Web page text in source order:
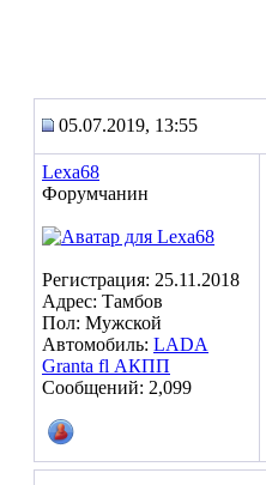
05.07.2019, 13:55
Lexa68
Форумчанин
Регистрация: 25.11.2018
Адрес: Тамбов
Пол: Мужской
Автомобиль: LADA
Granta fl АКПП
Сообщений: 2,099